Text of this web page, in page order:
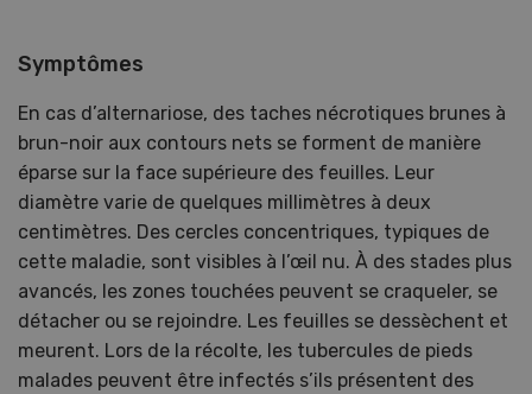
Symptômes
En cas d’alternariose, des taches nécrotiques brunes à
brun-noir aux contours nets se forment de manière
éparse sur la face supérieure des feuilles. Leur
diamètre varie de quelques millimètres à deux
centimètres. Des cercles concentriques, typiques de
cette maladie, sont visibles à l’œil nu. À des stades plus
avancés, les zones touchées peuvent se craqueler, se
détacher ou se rejoindre. Les feuilles se dessèchent et
meurent. Lors de la récolte, les tubercules de pieds
malades peuvent être infectés s’ils présentent des